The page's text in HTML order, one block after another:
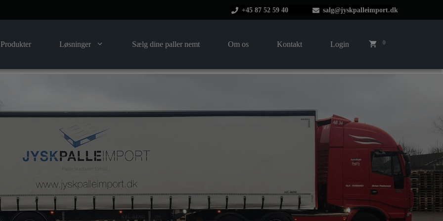
+45 87 52 59 40 salg@jyskpalleimport.dk
Produkter Løsninger Sælg dine paller nemt Om os Kontakt Login 0